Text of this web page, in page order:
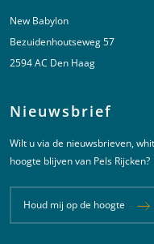
New Babylon
Bezuidenhoutseweg 57
2594 AC Den Haag
Nieuwsbrief
Wilt u via de nieuwsbrieven,
hoogte blijven van Pels Rijcken?
Houd mij op de hoogte